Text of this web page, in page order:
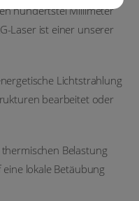
hundertstel Millimeter
Laser ist einer unserer
Lichtstrahlung
bearbeitet oder
Belastung
lokale Betäubung